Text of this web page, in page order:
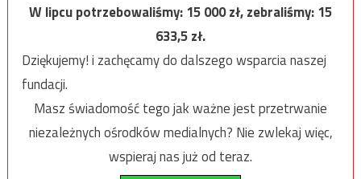
W lipcu potrzebowaliśmy:15 000zł, zebraliśmy:15
633,5zł.
Dziękujemy! i zachęcamy do dalszego wsparcia naszej
fundacji.
Masz świadomość tego jak ważne jest przetrwanie
niezależnych ośrodków medialnych? Nie zwlekaj więc,
wspieraj nas już od teraz.